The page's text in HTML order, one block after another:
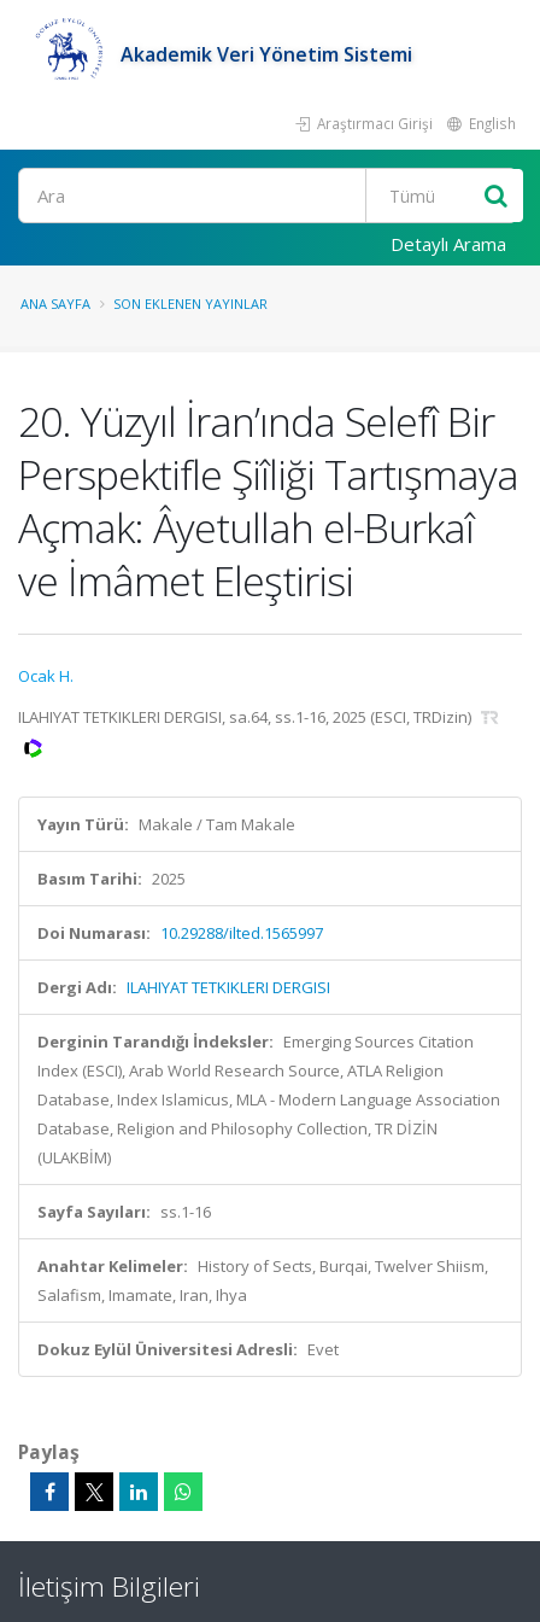
Akademik Veri Yönetim Sistemi
Araştırmacı Girişi English
Ara
Detaylı Arama
ANA SAYFA SON EKLENEN YAYINLAR
20. Yüzyıl İran’ında Selefî Bir
Perspektifle Şiîliği Tartışmaya
Açmak: Âyetullah el-Burkaî
ve İmâmet Eleştirisi
Ocak H.
ILAHIYAT TETKIKLERI DERGISI, sa.64, ss.1-16, 2025 (ESCI, TRDizin)
Yayın Türü: Makale / Tam Makale
Basım Tarihi: 2025
Doi Numarası: 10.29288/ilted.1565997
Dergi Adı: ILAHIYAT TETKIKLERI DERGISI
Derginin Tarandığı İndeksler: Emerging Sources Citation
Index (ESCI), Arab World Research Source, ATLA Religion
Database, Index Islamicus, MLA - Modern Language Association
Database, Religion and Philosophy Collection, TR DİZİN
(ULAKBİM)
Sayfa Sayıları: ss.1-16
Anahtar Kelimeler: History of Sects, Burqai, Twelver Shiism,
Salafism, Imamate, Iran, Ihya
Dokuz Eylül Üniversitesi Adresli: Evet
Paylaş
İletişim Bilgileri